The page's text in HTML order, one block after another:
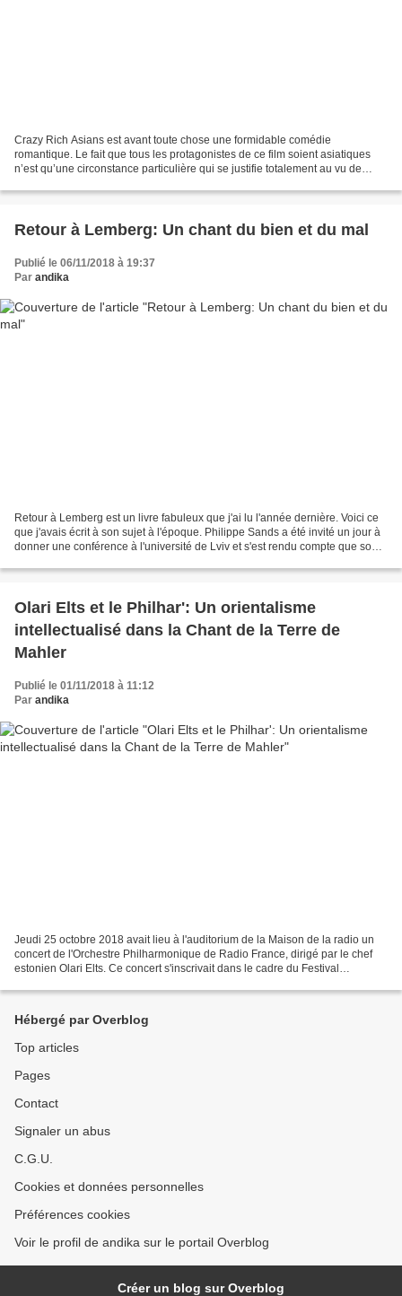
Crazy Rich Asians est avant toute chose une formidable comédie
romantique. Le fait que tous les protagonistes de ce film soient asiatiques
n’est qu’une circonstance particulière qui se justifie totalement au vu de
Retour à Lemberg: Un chant du bien et du mal
Publié le 06/11/2018 à 19:37
Par andika
Retour à Lemberg est un livre fabuleux que j'ai lu l'année dernière. Voici ce
que j'avais écrit à son sujet à l'époque. Philippe Sands a été invité un jour à
donner une conférence à l'université de Lviv et s'est rendu compte que son
Olari Elts et le Philhar': Un orientalisme
intellectualisé dans la Chant de la Terre de
Mahler
Publié le 01/11/2018 à 11:12
Par andika
Jeudi 25 octobre 2018 avait lieu à l'auditorium de la Maison de la radio un
concert de l'Orchestre Philharmonique de Radio France, dirigé par le chef
estonien Olari Elts. Ce concert s'inscrivait dans le cadre du Festival
Hébergé par Overblog
Top articles
Pages
Contact
Signaler un abus
C.G.U.
Cookies et données personnelles
Préférences cookies
Voir le profil de andika sur le portail Overblog
Créer un blog sur Overblog